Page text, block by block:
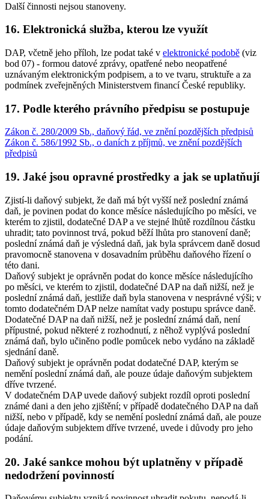
Další činnosti nejsou stanoveny.
16. Elektronická služba, kterou lze využít
DAP, včetně jeho příloh, lze podat také v elektronické podobě (viz
bod 07) - formou datové zprávy, opatřené nebo neopatřené
uznávaným elektronickým podpisem, a to ve tvaru, struktuře a za
podmínek zveřejněných Ministerstvem financí České republiky.
17. Podle kterého právního předpisu se postupuje
Zákon č. 280/2009 Sb., daňový řád, ve znění pozdějších předpisů
Zákon č. 586/1992 Sb., o daních z příjmů, ve znění pozdějších
předpisů
19. Jaké jsou opravné prostředky a jak se uplatňují
Zjistí-li daňový subjekt, že daň má být vyšší než poslední známá
daň, je povinen podat do konce měsíce následujícího po měsíci, ve
kterém to zjistil, dodatečné DAP a ve stejné lhůtě rozdílnou částku
uhradit; tato povinnost trvá, pokud běží lhůta pro stanovení daně;
poslední známá daň je výsledná daň, jak byla správcem daně dosud
pravomocně stanovena v dosavadním průběhu daňového řízení o
této dani.
Daňový subjekt je oprávněn podat do konce měsíce následujícího
po měsíci, ve kterém to zjistil, dodatečné DAP na daň nižší, než je
poslední známá daň, jestliže daň byla stanovena v nesprávné výši; v
tomto dodatečném DAP nelze namítat vady postupu správce daně.
Dodatečné DAP na daň nižší, než je poslední známá daň, není
přípustné, pokud některé z rozhodnutí, z něhož vyplývá poslední
známá daň, bylo učiněno podle pomůcek nebo vydáno na základě
sjednání daně.
Daňový subjekt je oprávněn podat dodatečné DAP, kterým se
nemění poslední známá daň, ale pouze údaje daňovým subjektem
dříve tvrzené.
V dodatečném DAP uvede daňový subjekt rozdíl oproti poslední
známé dani a den jeho zjištění; v případě dodatečného DAP na daň
nižší, nebo v případě, kdy se nemění poslední známá daň, ale pouze
údaje daňovým subjektem dříve tvrzené, uvede i důvody pro jeho
podání.
20. Jaké sankce mohou být uplatněny v případě
nedodržení povinností